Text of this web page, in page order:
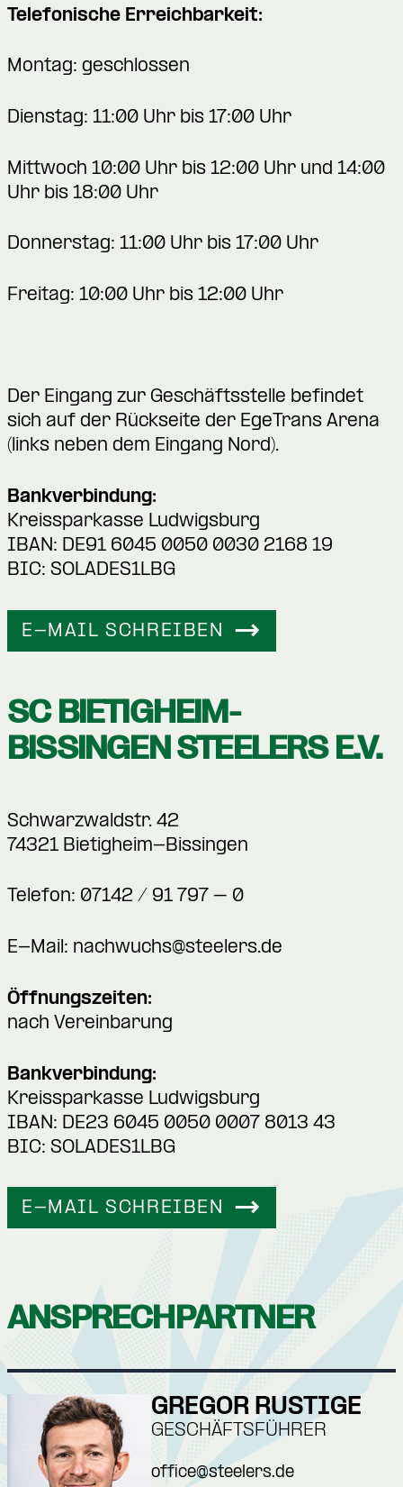
Telefonische Erreichbarkeit:
Montag: geschlossen
Dienstag: 11:00 Uhr bis 17:00 Uhr
Mittwoch 10:00 Uhr bis 12:00 Uhr und 14:00
Uhr bis 18:00 Uhr
Donnerstag: 11:00 Uhr bis 17:00 Uhr
Freitag: 10:00 Uhr bis 12:00 Uhr
Der Eingang zur Geschäftsstelle befindet
sich auf der Rückseite der EgeTrans Arena
(links neben dem Eingang Nord).
Bankverbindung:
Kreissparkasse Ludwigsburg
IBAN: DE91 6045 0050 0030 2168 19
BIC: SOLADES1LBG
E-MAIL SCHREIBEN
SC BIETIGHEIM-
BISSINGEN STEELERS E.V.
Schwarzwaldstr. 42
74321 Bietigheim-Bissingen
Telefon: 07142 / 91 797 – 0
E-Mail: nachwuchs@steelers.de
Öffnungszeiten:
nach Vereinbarung
Bankverbindung:
Kreissparkasse Ludwigsburg
IBAN: DE23 6045 0050 0007 8013 43
BIC: SOLADES1LBG
E-MAIL SCHREIBEN
ANSPRECHPARTNER
GREGOR RUSTIGE
GESCHÄFTSFÜHRER
office@steelers.de